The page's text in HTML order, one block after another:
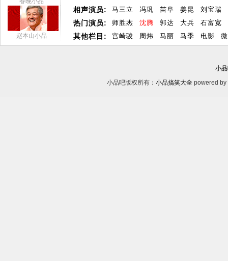
赵本山小品
相声演员:
热门演员:
其他栏目:
马三立 冯巩 苗阜 姜昆
刘宝瑞
师胜杰
沈腾 郭达 大兵
石富宽
宫崎骏
周炜 马丽 马季 电影
小
小品吧版权所有： 小品搞笑大全 powered by